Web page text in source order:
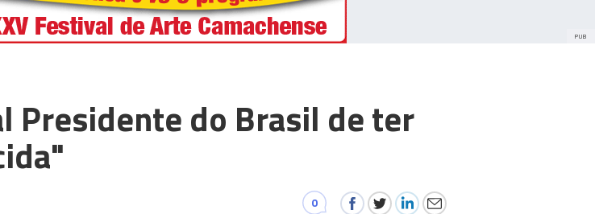
PUB
Presidente do Brasil de ter
0